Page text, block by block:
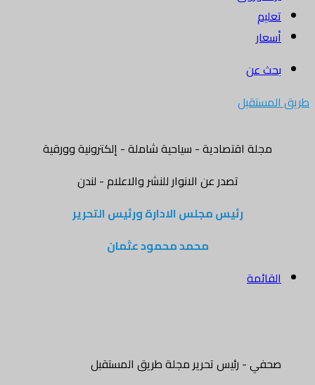
تعليم
أسعار
بحث عن
طريق المستقبل
مجلة اقتصادية - سياحية شاملة - إلكترونية وورقية
تصدر عن الانوار للنشر والاعلام - لندن
رئيس مجلس الادارة ورئيس التحرير
محمد محمود عثمان
القائمة
صحفي - رئيس تحرير مجلة طريق المستقبل